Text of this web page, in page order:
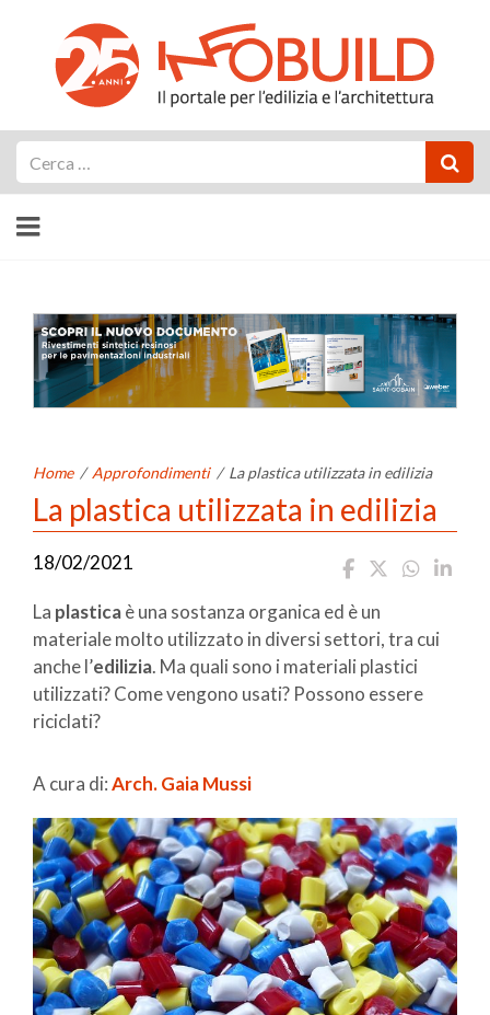
Home / Approfondimenti / La plastica utilizzata in edilizia
La plastica utilizzata in edilizia
18/02/2021
La plasticaè una sostanza organica ed è un
materiale molto utilizzato in diversi settori, tra cui
anche l’edilizia. Ma quali sono i materiali plastici
utilizzati? Come vengono usati? Possono essere
riciclati?
A cura di:Arch. Gaia Mussi